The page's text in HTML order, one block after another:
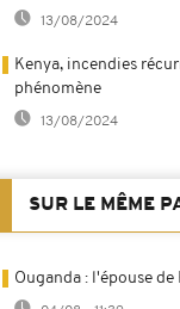
13/08/2024
Kenya, incendies
phénomène
13/08/2024
SUR LE MÊME
Ouganda : l'épouse